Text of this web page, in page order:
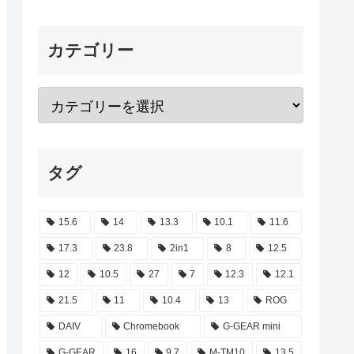
カテゴリー
タグ
15.6 14 13.3 10.1 11.6
17.3 23.8 2in1 8 12.5
12 10.5 27 7 12.3 12.1
21.5 11 10.4 13 ROG
DAIV Chromebook G-GEAR mini